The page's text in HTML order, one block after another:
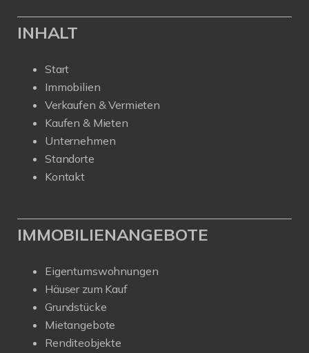
INHALT
Start
Immobilien
Verkaufen & Vermieten
Kaufen & Mieten
Unternehmen
Standorte
Kontakt
IMMOBILIENANGEBOTE
Eigentumswohnungen
Häuser zum Kauf
Grundstücke
Mietangebote
Renditeobjekte